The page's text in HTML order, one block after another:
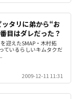
タリに弟から“お
目はダレだった？
迎えたSMAP・木村拓
ているらしいキムタクだ
2009-12-11 11:31